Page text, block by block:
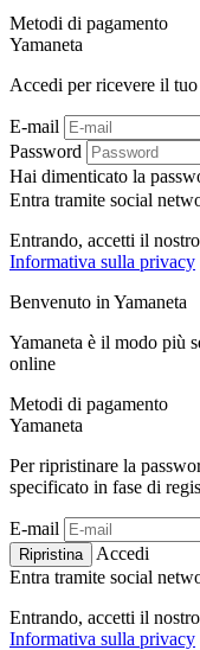
Metodi di pagamento
Yamaneta
Accedi per ricevere il
E-mail
Password
Hai dimenticato la
Entra tramite social
Entrando, accetti il ​​nostro
Informativa sulla privacy
Benvenuto in Yamaneta
Yamaneta è il modo più
online
Metodi di pagamento
Yamaneta
Per ripristinare la
specificato in fase di
E-mail
Ripristina
Accedi
Entra tramite social
Entrando, accetti il ​​nostro
Informativa sulla privacy